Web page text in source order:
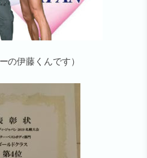
の伊藤くんです）